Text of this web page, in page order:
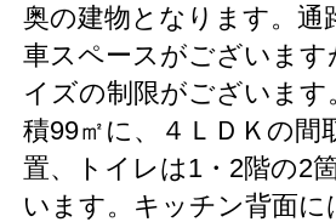
奥の建物となります。通
車スペースがございます
イズの制限がございます
積99㎡に、４ＬＤＫの間
置、トイレは1・2階の2
います。キッチン背面に